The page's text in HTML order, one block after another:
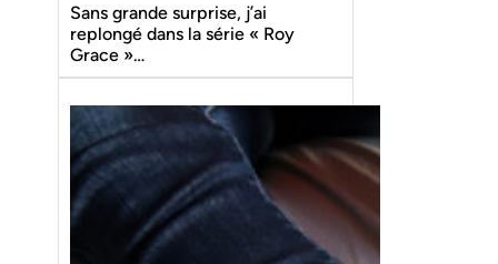
Sans grande surprise, j’ai
replongé dans la série « Roy
Grace »…